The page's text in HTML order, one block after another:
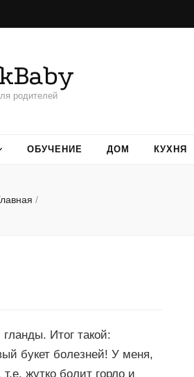
родителей
ОБУЧЕНИЕ ДОМ КУХНЯ
/
Итог такой:
букет болезней! У меня,
жутко болит горло и